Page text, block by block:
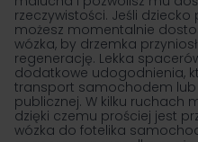
rzeczywistości. Jeśli
możesz momentalnie
wózka, by drzemka
regenerację. Lekka
dodatkowe udogodnienia,
transport samochodem
publicznej. W kilku ruchach
dzięki czemu prościej jest
wózka do fotelika